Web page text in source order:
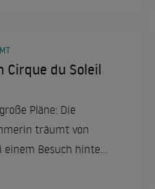
Cirque du Soleil
Pläne: Die
träumt von
einem Besuch hinter
Soleil" in Berlin